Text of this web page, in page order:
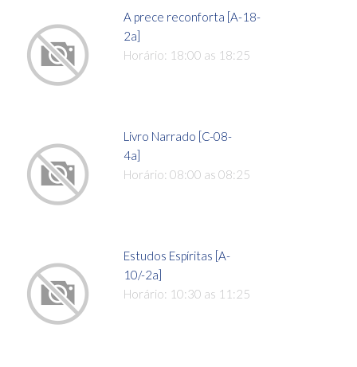
A prece reconforta [A-18-
2a]
Horário: 18:00 as 18:25
Livro Narrado [C-08-
4a]
Horário: 08:00 as 08:25
Estudos Espíritas [A-
10/-2a]
Horário: 10:30 as 11:25